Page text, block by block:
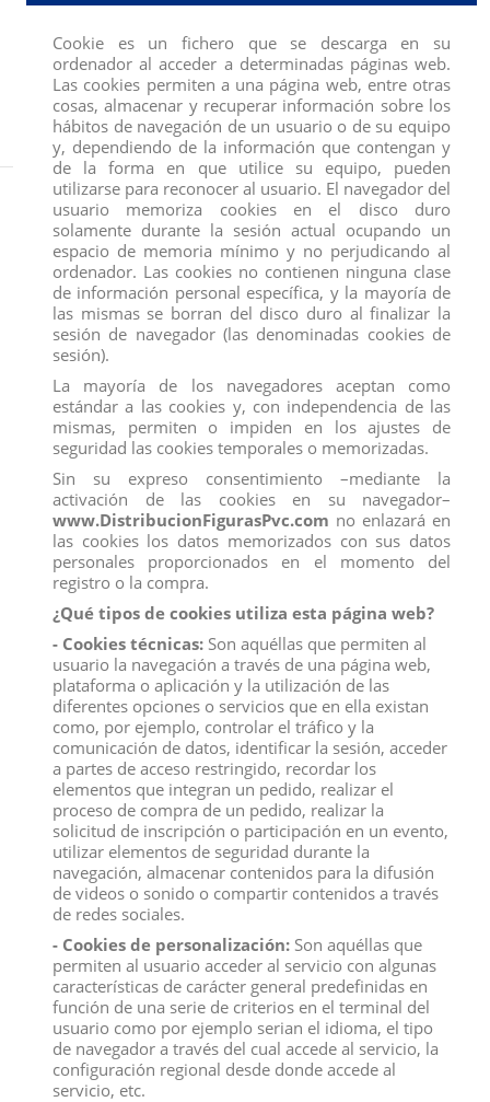
FIGURAS COMANSI BABY SHARK
BABY SHARK PACK FAMILIA 5
BABY SHARK PACK FAMILIA 5 UNIDADES
Comansi
Referencia
90249
SET Colección Baby Shark - 5 Figuras: Baby Shark, Mommy
Shark, Daddy Shark, Grandpa Shark, Grandma Shark
Producto no recomendado para menores de 4 años.
Cookie es un fichero que se descarga en su
ordenador al acceder a determinadas páginas web.
Las cookies permiten a una página web, entre otras
cosas, almacenar y recuperar información sobre los
hábitos de navegación de un usuario o de su equipo
y, dependiendo de la información que contengan y
de la forma en que utilice su equipo, pueden
utilizarse para reconocer al usuario. El navegador del
usuario memoriza cookies en el disco duro
solamente durante la sesión actual ocupando un
espacio de memoria mínimo y no perjudicando al
ordenador. Las cookies no contienen ninguna clase
de información personal específica, y la mayoría de
las mismas se borran del disco duro al finalizar la
sesión de navegador (las denominadas cookies de
sesión).
La mayoría de los navegadores aceptan como
estándar a las cookies y, con independencia de las
mismas, permiten o impiden en los ajustes de
seguridad las cookies temporales o memorizadas.
Sin su expreso consentimiento –mediante la
activación de las cookies en su navegador–
www.DistribucionFigurasPvc.com no enlazará en
las cookies los datos memorizados con sus datos
personales proporcionados en el momento del
registro o la compra.
¿Qué tipos de cookies utiliza esta página web?
- Cookies técnicas: Son aquéllas que permiten al
usuario la navegación a través de una página web,
plataforma o aplicación y la utilización de las
diferentes opciones o servicios que en ella existan
como, por ejemplo, controlar el tráfico y la
comunicación de datos, identificar la sesión, acceder
a partes de acceso restringido, recordar los
elementos que integran un pedido, realizar el
proceso de compra de un pedido, realizar la
solicitud de inscripción o participación en un evento,
utilizar elementos de seguridad durante la
navegación, almacenar contenidos para la difusión
de videos o sonido o compartir contenidos a través
de redes sociales.
- Cookies de personalización: Son aquéllas que
permiten al usuario acceder al servicio con algunas
características de carácter general predefinidas en
función de una serie de criterios en el terminal del
usuario como por ejemplo serian el idioma, el tipo
de navegador a través del cual accede al servicio, la
configuración regional desde donde accede al
servicio, etc.